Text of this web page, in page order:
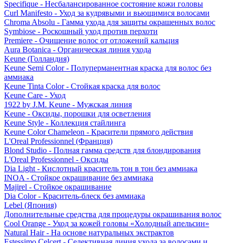
Specifique - Несбалансированное состояние кожи головы
Curl Manifesto - Уход за кудрявыми и вьющимися волосами
Chroma Absolu - Гамма ухода для защиты окрашенных волос
Symbiose - Роскошный уход против перхоти
Premiere - Очищение волос от отложений кальция
Aura Botanica - Органическая линия ухода
Keune (Голландия)
Keune Semi Color - Полуперманентная краска для волос без
аммиака
Keune Tinta Color - Стойкая краска для волос
Keune Care - Уход
1922 by J.M. Keune - Мужская линия
Keune - Оксиды, порошки для осветления
Keune Style - Коллекция стайлинга
Keune Color Chameleon - Красители прямого действия
L'Oreal Professionnel (Франция)
Blond Studio - Полная гамма средств для блондирования
L'Oreal Professionnel - Оксиды
Dia Light - Кислотный краситель тон в тон без аммиака
INOA - Стойкое окрашивание без аммиака
Majirel - Стойкое окрашивание
Dia Color - Краситель-блеск без аммиака
Lebel (Япония)
Дополнительные средства для процедуры окрашивания волос
Cool Orange - Уход за кожей головы «Холодный апельсин»
Natural Hair - На основе натуральных экстрактов